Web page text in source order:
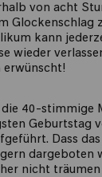
von acht
Glockenschlag
kann
wieder
erwünscht!
40-stimmige
Geburtstag
Dass
dargeboten
nicht träumen